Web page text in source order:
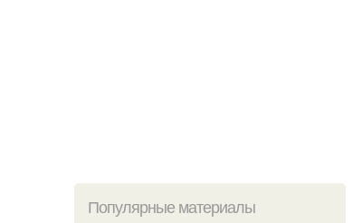
Популярные материалы